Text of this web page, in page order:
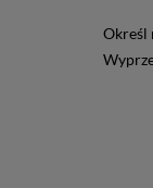
Określ